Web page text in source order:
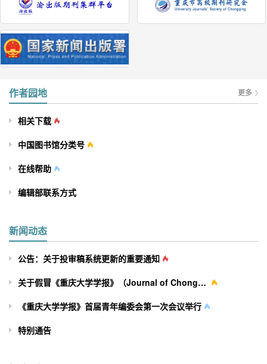
作者园地 更多
相关下载
中国图书馆分类号
在线帮助
编辑部联系方式
新闻动态
公告：关于投审稿系统更新的重要通知
关于假冒《重庆大学学报》（Journal of Chongqing University）网站及征稿行为的严正声明
《重庆大学学报》首届青年编委会第一次会议举行
特别通告